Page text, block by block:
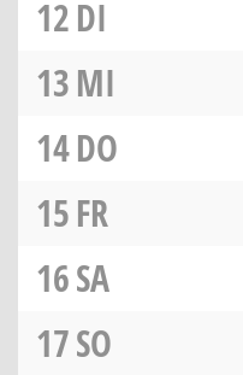
12DI
13MI
14DO
15FR
16SA
17SO